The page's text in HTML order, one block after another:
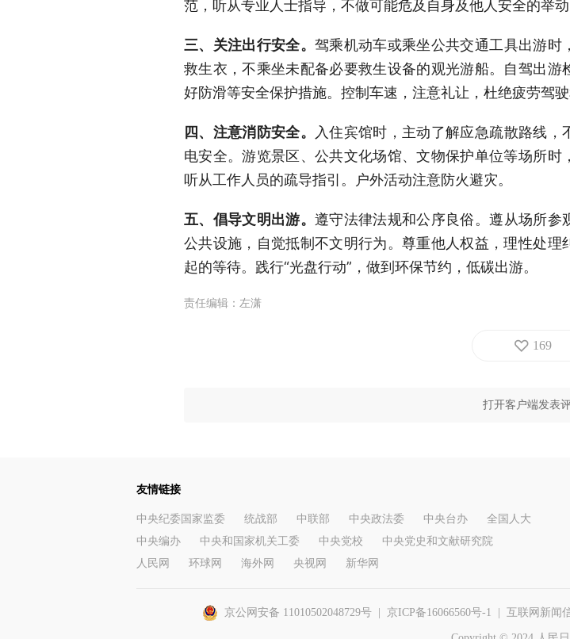
范，听从专业人士指导，不做可能危及自身及他人安全的举动
三、关注出行安全。驾乘机动车或乘坐公共交通工具出游
救生衣，不乘坐未配备必要救生设备的观光游船。自驾出
好防滑等安全保护措施。控制车速，注意礼让，杜绝疲劳驾驶
四、注意消防安全。
入住宾馆时，主动了解应急疏散路线
电安全。游览景区、公共文化场馆、文物保护单位等场所
听从工作人员的疏导指引。户外活动注意防火避灾。
五、倡导文明出游。遵守法律法规和公序良俗。遵从场所
公共设施，自觉抵制不文明行为。尊重他人权益，理性处理
起的等待。践行“光盘行动”，做到环保节约，低碳出游。
责任编辑： 左潇
169
打开客户端发表
友情链接
中央纪委国家监委 统战部 中联部 中央政法委 中央台办
全国人大
中央编办
中央和国家机关工委 中央党校
中央党史和文献研究院
人民网
环球网 海外网 央视网 新华网
京公网安备 11010502048729号 京ICP备16066560号-1 | 互联网新闻